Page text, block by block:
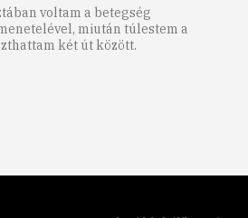
voltam a betegség
miután túlestem a
két út között.